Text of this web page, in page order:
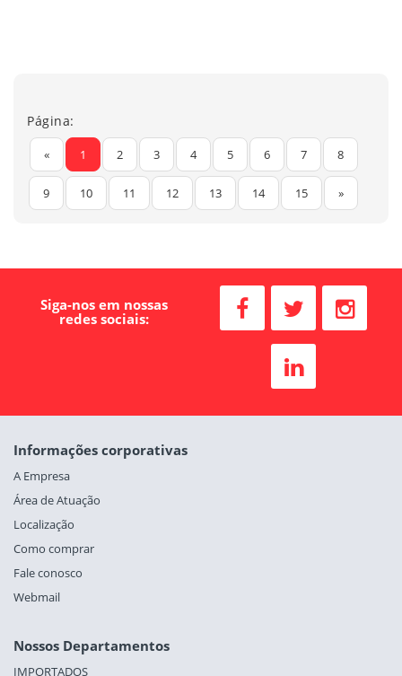
Página:
« 1 2 3 4 5 6 7 8
9 10 11 12 13 14 15 »
Siga-nos em nossas
redes sociais:
Informações corporativas
A Empresa
Área de Atuação
Localização
Como comprar
Fale conosco
Webmail
Nossos Departamentos
IMPORTADOS